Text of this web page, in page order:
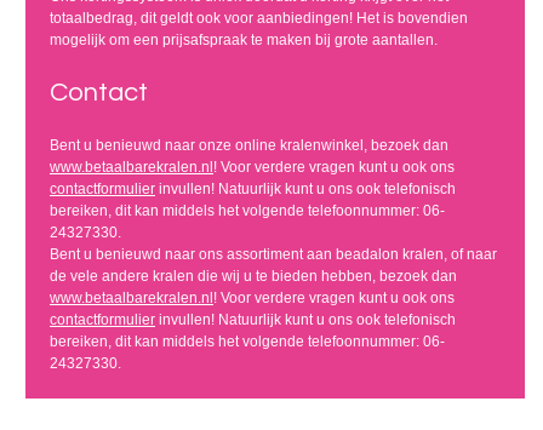
totaalbedrag, dit geldt ook voor aanbiedingen! Het is bovendien
mogelijk om een prijsafspraak te maken bij grote aantallen.
Contact
Bent u benieuwd naar onze online kralenwinkel, bezoek dan
www.betaalbarekralen.nl ! Voor verdere vragen kunt u ook ons
contactformulier invullen! Natuurlijk kunt u ons ook telefonisch
bereiken, dit kan middels het volgende telefoonnummer: 06-
24327330.
Bent u benieuwd naar ons assortiment aan beadalon kralen, of naar
de vele andere kralen die wij u te bieden hebben, bezoek dan
www.betaalbarekralen.nl ! Voor verdere vragen kunt u ook ons
contactformulier invullen! Natuurlijk kunt u ons ook telefonisch
bereiken, dit kan middels het volgende telefoonnummer: 06-
24327330.